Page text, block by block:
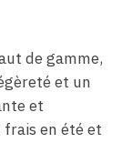
de gamme,
et un
et
en été et